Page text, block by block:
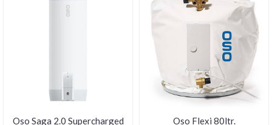
Oso Saga 2.0 Supercharged
Oso Flexi 80ltr.